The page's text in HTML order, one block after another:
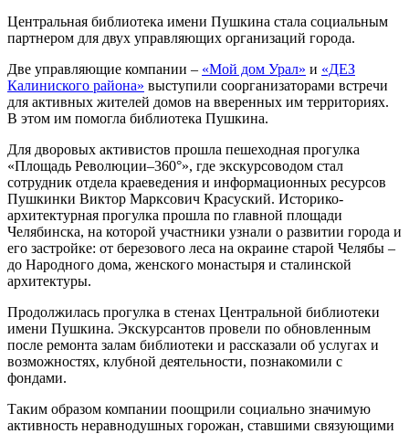
Центральная библиотека имени Пушкина стала социальным
партнером для двух управляющих организаций города.
Две управляющие компании – «Мой дом Урал» и «ДЕЗ
Калиниского района» выступили соорганизаторами встречи
для активных жителей домов на вверенных им территориях.
В этом им помогла библиотека Пушкина.
Для дворовых активистов прошла пешеходная прогулка
«Площадь Революции–360°», где экскурсоводом стал
сотрудник отдела краеведения и информационных ресурсов
Пушкинки Виктор Марксович Красуский. Историко-
архитектурная прогулка прошла по главной площади
Челябинска, на которой участники узнали о развитии города и
его застройке: от березового леса на окраине старой Челябы –
до Народного дома, женского монастыря и сталинской
архитектуры.
Продолжилась прогулка в стенах Центральной библиотеки
имени Пушкина. Экскурсантов провели по обновленным
после ремонта залам библиотеки и рассказали об услугах и
возможностях, клубной деятельности, познакомили с
фондами.
Таким образом компании поощрили социально значимую
активность неравнодушных горожан, ставшими связующими